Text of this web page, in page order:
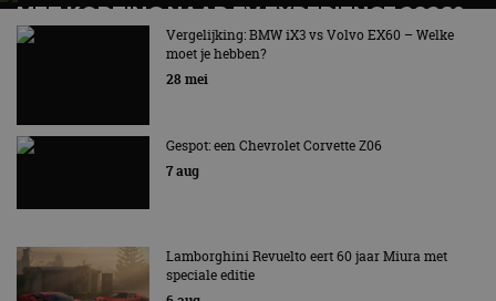
MET KORTING NAAR EV EXPERIENCE 2026?
AUTORAI REGELT HET!
EV Experience 2026 van 24 tot 26 september
Vergelijking: BMW iX3 vs Volvo EX60 – Welke
moet je hebben?
28 mei
Gespot: een Chevrolet Corvette Z06
7 aug
Lamborghini Revuelto eert 60 jaar Miura met
speciale editie